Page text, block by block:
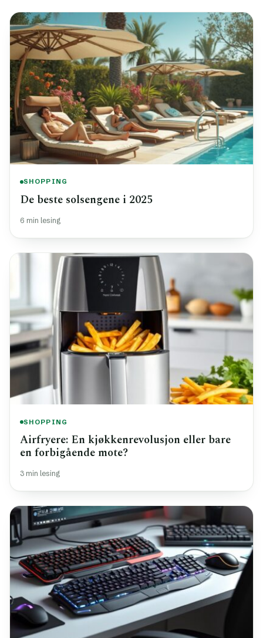
SHOPPING
De beste solsengene i 2025
6 min lesing
SHOPPING
Airfryere: En kjøkkenrevolusjon eller bare
en forbigående mote?
3 min lesing